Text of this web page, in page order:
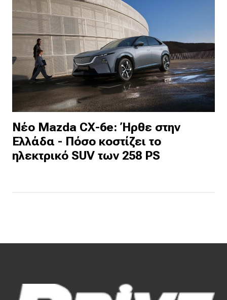
Νέο Mazda CX-6e: Ήρθε στην
Ελλάδα - Πόσο κοστίζει το
ηλεκτρικό SUV των 258 PS